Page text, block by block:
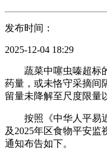
发布时间：
2025-12-04 18:29
蔬菜中噻虫嗪超标的
药量，或未恪守采摘间
留量未降解至尺度限量
按照《中华人平易近
及2025年区食物平安
通知布告如下。